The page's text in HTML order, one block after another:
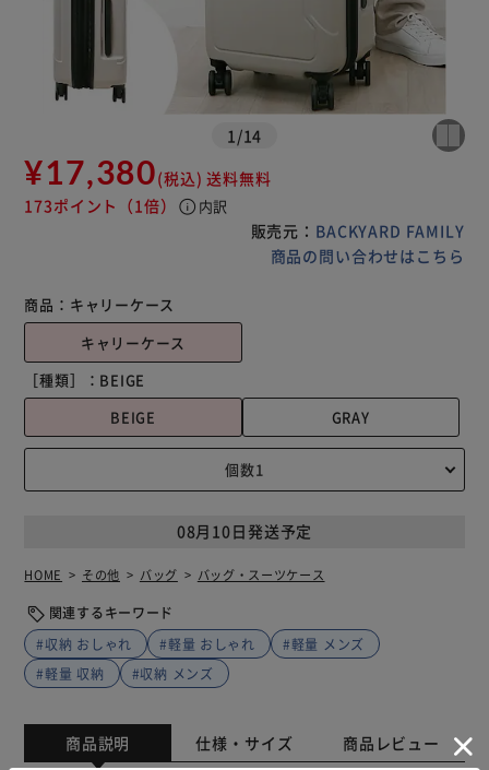
1 /14
¥17,380(税込) 送料無料
173ポイント （1倍） info 内訳
販売元： BACKYARD FAMILY
商品の問い合わせはこちら
商品： キャリーケース
キャリーケース
［種類］： BEIGE
BEIGE
GRAY
08月10日発送予定
HOME その他 バッグ バッグ・スーツケース
関連するキーワード
#収納 おしゃれ
#軽量 おしゃれ
#軽量 メンズ
#軽量 収納
#収納 メンズ
商品説明 仕様・サイズ 商品レビュー